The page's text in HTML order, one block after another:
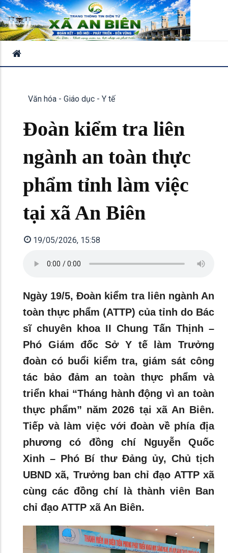
Văn hóa - Giáo dục - Y tế
Đoàn kiểm tra liên
ngành an toàn thực
phẩm tỉnh làm việc
tại xã An Biên
19/05/2026, 15:58
Ngày 19/5, Đoàn kiểm tra liên ngành An
toàn thực phẩm (ATTP) của tỉnh do Bác
sĩ chuyên khoa II Chung Tấn Thịnh –
Phó Giám đốc Sở Y tế làm Trưởng
đoàn có buổi kiểm tra, giám sát công
tác bảo đảm an toàn thực phẩm và
triển khai “Tháng hành động vì an toàn
thực phẩm” năm 2026 tại xã An Biên.
Tiếp và làm việc với đoàn về phía địa
phương có đồng chí Nguyễn Quốc
Xinh – Phó Bí thư Đảng ủy, Chủ tịch
UBND xã, Trưởng ban chỉ đạo ATTP xã
cùng các đồng chí là thành viên Ban
chỉ đạo ATTP xã An Biên.